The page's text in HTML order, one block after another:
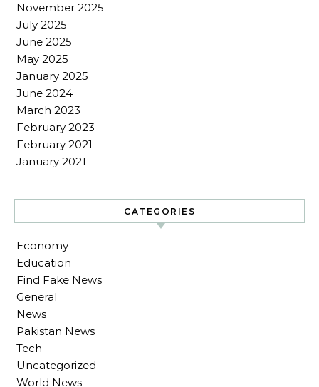
November 2025
July 2025
June 2025
May 2025
January 2025
June 2024
March 2023
February 2023
February 2021
January 2021
CATEGORIES
Economy
Education
Find Fake News
General
News
Pakistan News
Tech
Uncategorized
World News